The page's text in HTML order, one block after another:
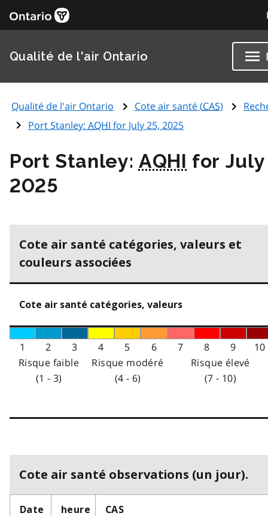
Qualité de l'air Ontario
Qualité de l'air Ontario Cote air santé (CAS)
Port Stanley:AQHI for July 25, 2025
Port Stanley: AQHI for July
2025
Cote air santé catégories, valeurs et
couleurs associées
Cote air santé catégories, valeurs
1 2 3 4 5 6 7 8 9
10
Risque faible
(1 - 3)
Risque modéré
(4 - 6)
Risque élevé
(7 - 10)
Cote air santé observations (un jour).
Date heure CAS